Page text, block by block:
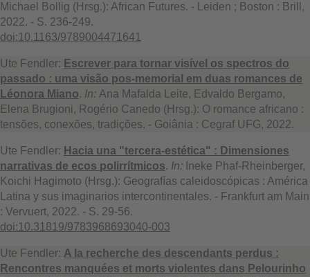
Michael Bollig (Hrsg.): African Futures. - Leiden ; Boston : Brill,
2022. - S. 236-249.
doi:10.1163/9789004471641
Ute Fendler: Escrever para tornar visível os spectros do
passado : uma visão pos-memorial em duas romances de
Léonora Miano. In: Ana Mafalda Leite, Edvaldo Bergamo,
Elena Brugioni, Rogério Canedo (Hrsg.): O romance africano :
tensões, conexões, tradições. - Goiânia : Cegraf UFG, 2022.
Ute Fendler: Hacia una "tercera-estética" : Dimensiones
narrativas de ecos polirrítmicos. In: Ineke Phaf-Rheinberger,
Koichi Hagimoto (Hrsg.): Geografías caleidoscópicas : América
Latina y sus imaginarios intercontinentales. - Frankfurt am Main
: Vervuert, 2022. - S. 29-56.
doi:10.31819/9783968693040-003
Ute Fendler: A la recherche des descendants perdus :
Rencontres manquées et morts violentes dans Pelourinho